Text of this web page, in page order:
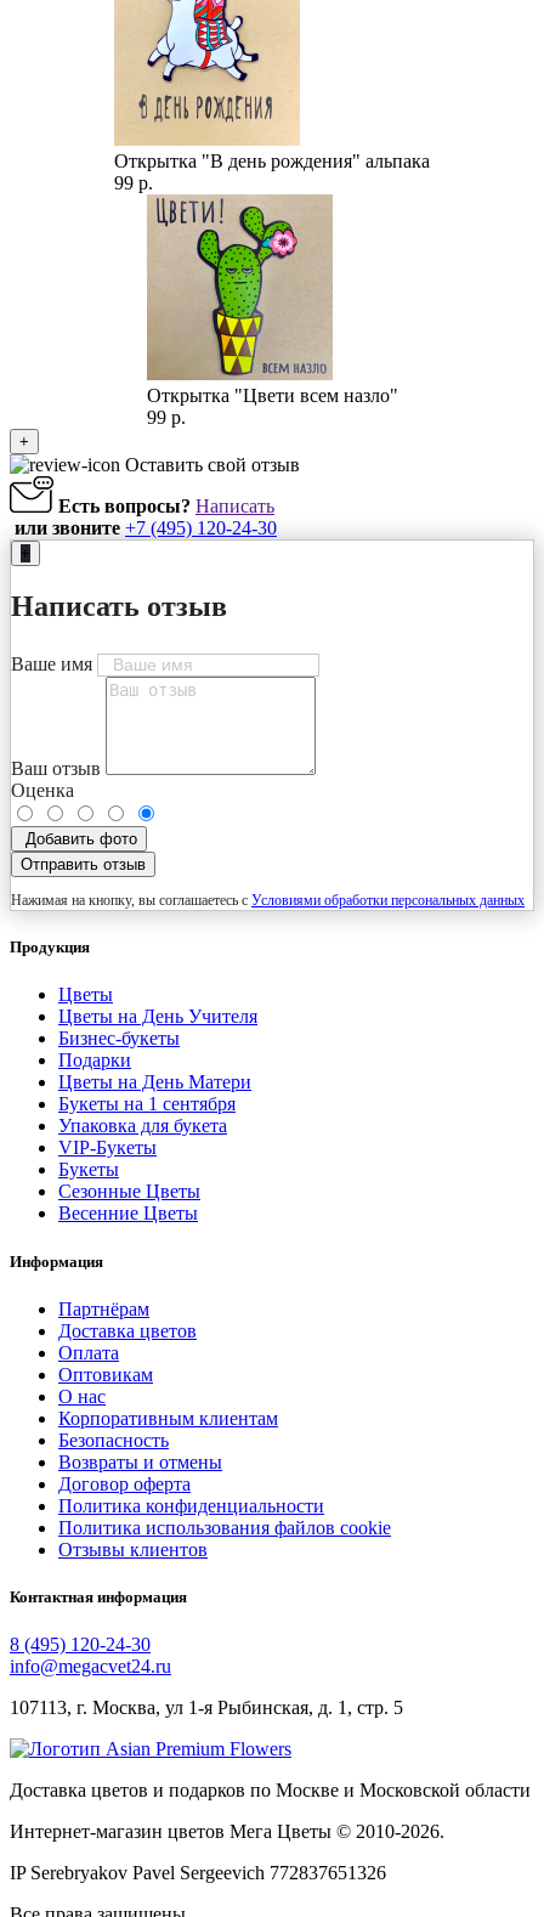
Открытка "В день рождения" альпака
99 р.
Открытка "Цвети всем назло"
99 р.
+
Оставить свой отзыв
Есть вопросы? Написать
или звоните +7 (495) 120-24-30
+
Написать отзыв
Ваше имя
Ваш отзыв
Оценка
Добавить фото
Отправить отзыв
Нажимая на кнопку, вы соглашаетесь с Условиями обработки персональных данных
Продукция
Цветы
Цветы на День Учителя
Бизнес-букеты
Подарки
Цветы на День Матери
Букеты на 1 сентября
Упаковка для букета
VIP-Букеты
Букеты
Сезонные Цветы
Весенние Цветы
Информация
Партнёрам
Доставка цветов
Оплата
Оптовикам
О нас
Корпоративным клиентам
Безопасность
Возвраты и отмены
Договор оферта
Политика конфиденциальности
Политика использования файлов cookie
Отзывы клиентов
Контактная информация
8 (495) 120-24-30
info@megacvet24.ru
107113, г. Москва, ул 1-я Рыбинская, д. 1, стр. 5
Доставка цветов и подарков по Москве и Московской области
Интернет-магазин цветов Мега Цветы © 2010-2026.
IP Serebryakov Pavel Sergeevich 772837651326